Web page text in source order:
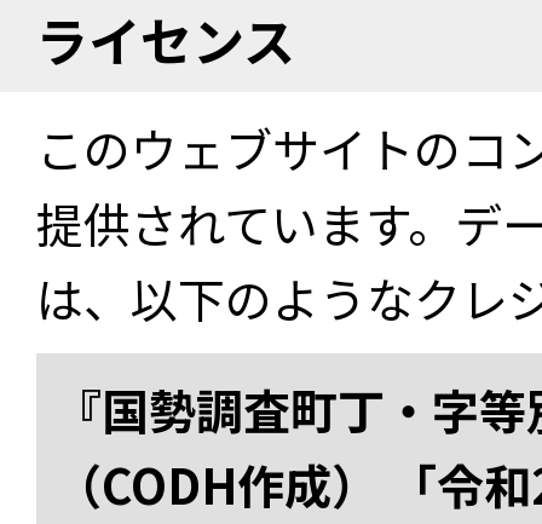
ライセンス
このウェブサイトのコ
提供されています。デ
は、以下のようなクレ
『国勢調査町丁・字
（CODH作成） 「令